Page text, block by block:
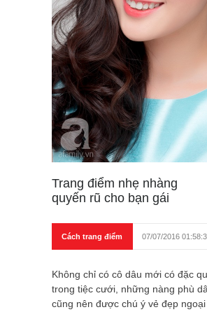
Trang điểm nhẹ nhàng
quyến rũ cho bạn gái
Cách trang điểm 07/07/2016
Không chỉ có cô dâu mới có đặc
trong tiệc cưới, những nàng phù
cũng nên được chú ý vẻ đẹp ngoại